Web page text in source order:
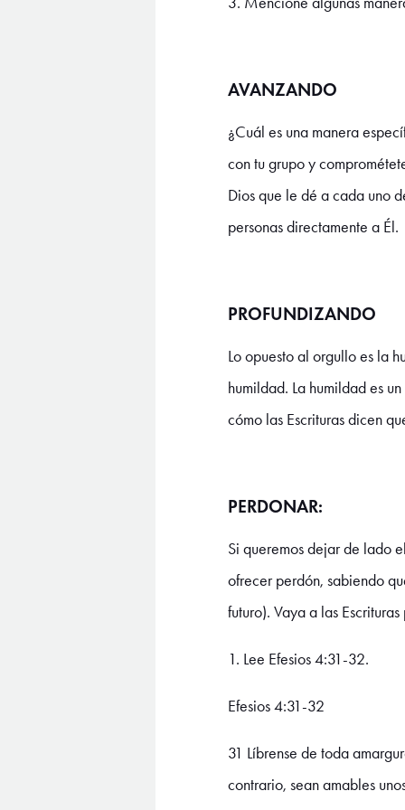
AVANZANDO
¿Cuál es una manera
con tu grupo y
Dios que le dé a cada uno
personas directamente a Él.
PROFUNDIZANDO
Lo opuesto al orgullo es la
humildad. La humildad es
cómo las Escrituras dicen
PERDONAR:
Si queremos dejar de lado
ofrecer perdón, sabiendo
futuro). Vaya a las
1. Lee Efesios 4:31-32.
Efesios 4:31-32
31 Líbrense de toda
contrario, sean amables